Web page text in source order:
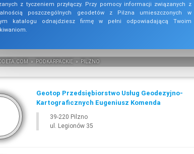
z tyczeniem przyłączy. Przy pomocy informacji związanych z
poszczególnych geodetów z Pilzna umieszczonych w
katalogu odnajdziesz firmę w pełni odpowiadającą Twoim
.COM » PODKARPACKIE » PILZNO
Geotop Przedsiębiorstwo Usług Geodezyjno-
Kartograficznych Eugeniusz Komenda
39-220 Pilzno
ul. Legionów 35